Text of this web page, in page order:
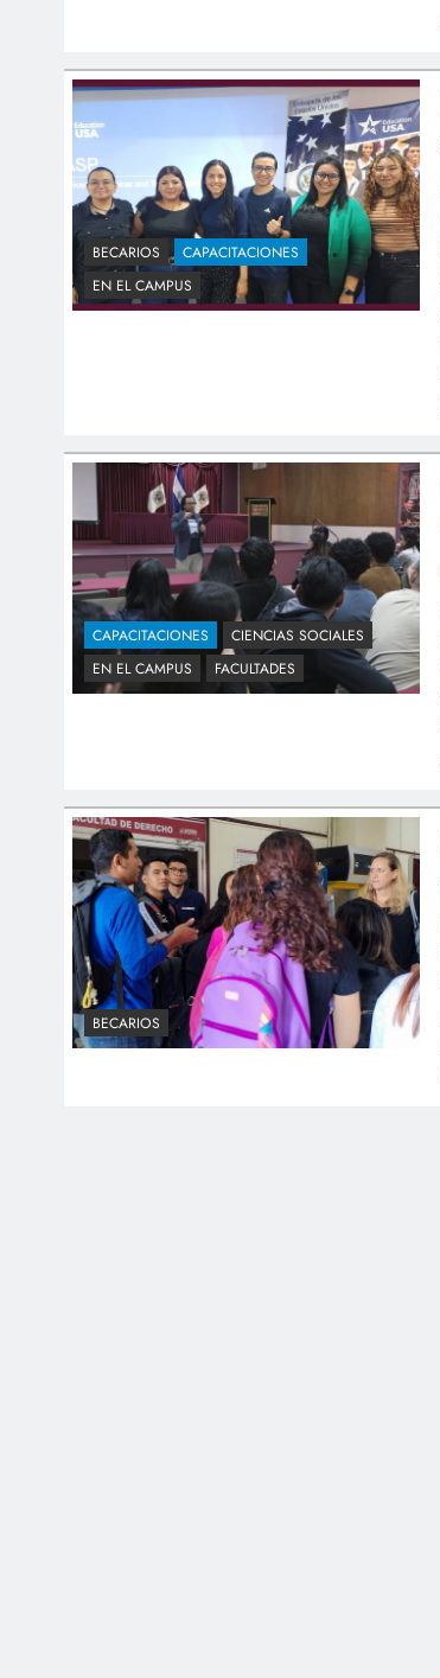
BECARIOS
CAPACITACIONES
EN EL CAMPUS
CAPACITACIONES
CIENCIAS SOCIALES
EN EL CAMPUS
FACULTADES
BECARIOS